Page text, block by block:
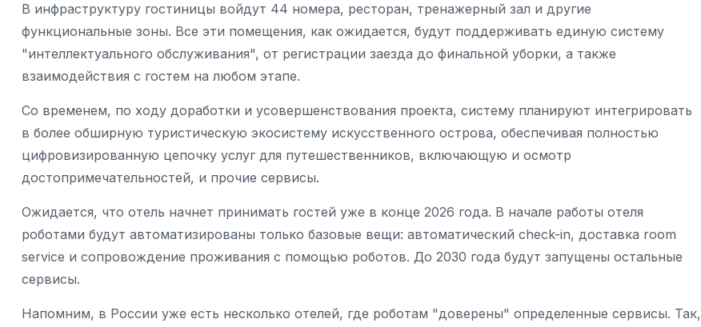
В инфраструктуру гостиницы войдут 44 номера, ресторан, тренажерный зал и другие
функциональные зоны. Все эти помещения, как ожидается, будут поддерживать единую систему
"интеллектуального обслуживания", от регистрации заезда до финальной уборки, а также
взаимодействия с гостем на любом этапе.
Со временем, по ходу доработки и усовершенствования проекта, систему планируют интегрировать
в более обширную туристическую экосистему искусственного острова, обеспечивая полностью
цифровизированную цепочку услуг для путешественников, включающую и осмотр
достопримечательностей, и прочие сервисы.
Ожидается, что отель начнет принимать гостей уже в конце 2026 года. В начале работы отеля
роботами будут автоматизированы только базовые вещи: автоматический check-in, доставка room
service и сопровождение проживания с помощью роботов. До 2030 года будут запущены остальные
сервисы.
Напомним, в России уже есть несколько отелей, где роботам "доверены" определенные сервисы. Так,